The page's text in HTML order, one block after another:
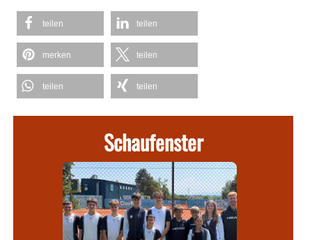
teilen teilen
merken teilen
teilen teilen
Schaufenster